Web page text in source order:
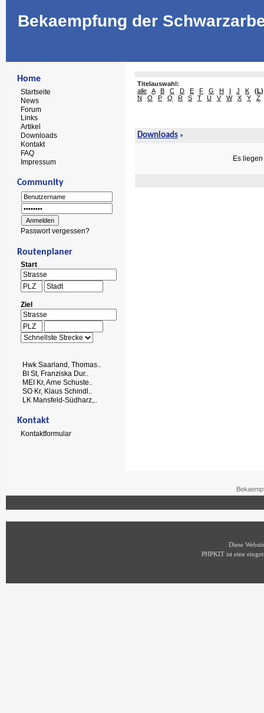
Bekaempfung der
Home
Startseite
News
Forum
Links
Artikel
Downloads
Kontakt
FAQ
Impressum
Community
Passwort vergessen?
Routenplaner
Start
Ziel
Hwk Saarland, Thomas..
BI St, Franziska Dur..
MEI Kr, Arne Schuste..
SO Kr, Klaus Schindl..
LK Mansfeld-Südharz,..
Kontakt
Kontaktformular
Titelauswahl:
alle
A B C D E F G H I J K (L)
N
O P Q R S T U V W X Y Z
Downloads »
Es
Diese
PHPKIT ist eine